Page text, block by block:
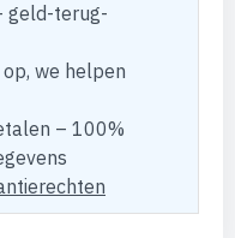
geld-terug-
we helpen
– 100%